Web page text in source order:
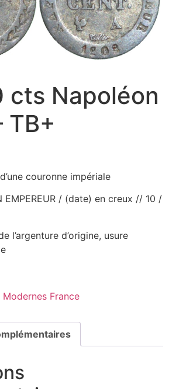
cts Napoléon
TB+
couronne impériale
EMPEREUR / (date) en creux // 10 /
l’argenture d’origine, usure
Modernes France